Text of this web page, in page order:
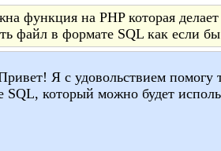
функция на PHP которая
файл в формате SQL как если
Я с удовольствием помогу
SQL, который можно будет